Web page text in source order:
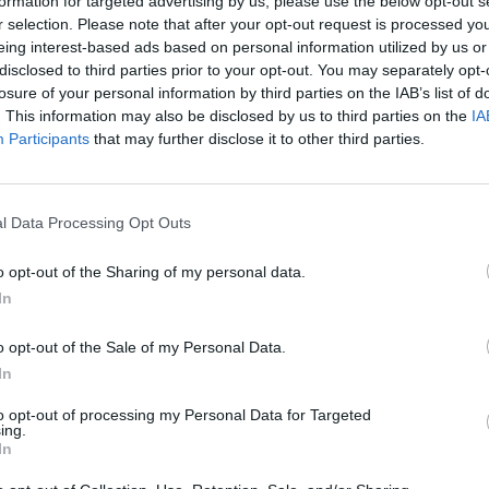
selection. Please note that after your opt-out request is processed
interest-based ads based on personal information utilized by us
to third parties prior to your opt-out. You may separately
of your personal information by third parties on the IAB’s list of
This information may also be disclosed by us to third parties on the
Participants that may further disclose it to other third parties.
Data Processing Opt Outs
opt-out of the Sharing of my personal data.
opt-out of the Sale of my Personal Data.
opt-out of processing my Personal Data for Targeted
közzétette a második negyedévre vonatkozó
amelyet követően a Concorde elemzője 4750
a Duna House részvényeinek vételi ajánlását. A
potenciált jelent a cég piaci
tette közzé a második negyedévre vonatkozó fontosabb
szakértője elemzésben értékelte a társaság számait. A
House által közzétett második negyedéves számok
tevékenysége 20 százalékkal bővült a
portfolio.hu hírarchívumához tartozik, melynek olvasása
tartalmazza: